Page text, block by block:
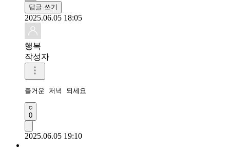
답글 쓰기
2025.06.05 18:05
행복
작성자
즐거운 저녁 되세요
0
2025.06.05 19:10